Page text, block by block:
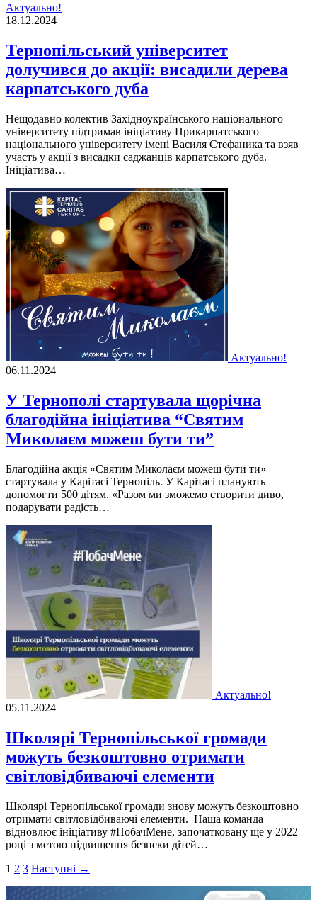
Актуально!
18.12.2024
Тернопільський університет
долучився до акції: висадили дерева
карпатського дуба
Нещодавно колектив Західноукраїнського національного
університету підтримав ініціативу Прикарпатського
національного університету імені Василя Стефаника та взяв
участь у акції з висадки саджанців карпатського дуба.
Ініціатива…
Актуально!
06.11.2024
У Тернополі стартувала щорічна
благодійна ініціатива “Святим
Миколаєм можеш бути ти”
Благодійна акція «Святим Миколаєм можеш бути ти»
стартувала у Карітасі Тернопіль. У Карітасі планують
допомогти 500 дітям. «Разом ми зможемо створити диво,
подарувати радість…
Актуально!
05.11.2024
Школярі Тернопільської громади
можуть безкоштовно отримати
світловідбиваючі елементи
Школярі Тернопільської громади знову можуть безкоштовно
отримати світловідбиваючі елементи. Наша команда
відновлює ініціативу #ПобачМене, започатковану ще у 2022
році з метою підвищення безпеки дітей…
Пагінація
записів
1 2 3 Наступні →